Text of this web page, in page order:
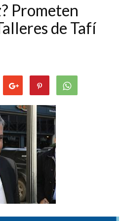
Prometen
de Tafí